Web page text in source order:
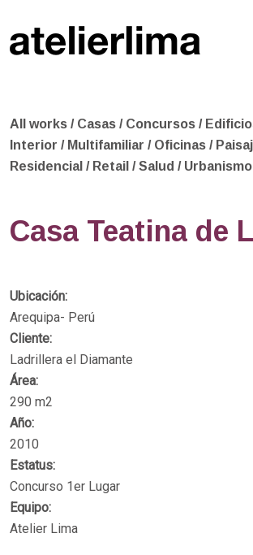
All works / Casas / Concursos /
Interior / Multifamiliar / Oficinas /
Residencial / Retail / Salud / Urbanismo
Casa Teatina de
Ubicación:
Arequipa- Perú
Cliente:
Ladrillera el Diamante
Área:
290 m2
Año:
2010
Estatus:
Concurso 1er Lugar
Equipo:
Atelier Lima